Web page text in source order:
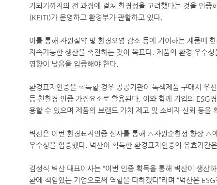
기되기까지의 전 과정에 걸쳐 환경성을 고려했다는 것을 인증
(KEITI)가 운영하고 환경부가 관할하고 있다
이를 통해 자원절약 및 환경오염 감소 등에 기여하는 제품에
지속가능한 생산을 촉진하는 것이 목표다 제품의 환경 우수
영향이 낮음을 입증해야 한다
환경표지인증을 획득할 경우 공공기관이 녹색제품 구매시 우
등 친환경 인증 가점요소로 활용된다
이와 함께 기업의 ESG
용할 수 있으며 제품의 브랜드 가치 제고 및 소비자 신뢰 등을
벽산은 이번 환경표지인증 심사를 통해 △자원순환성 향상 △
우수성을 입증했다
벽산이 획득한 환경표지인증의 유효기간
김성식 벽산 대표이사는 “이번 인증 획득을 통해 벽산이 생산
환에 책임있는 기업으로써 역할을 다하겠다”라며 “벽산은 ESG